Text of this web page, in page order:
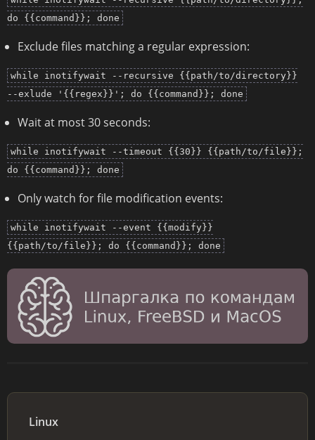
do {{command}}; done
Exclude files matching a regular expression:
while inotifywait --recursive {{path/to/directory}}
--exlude '{{regex}}'; do {{command}}; done
Wait at most 30 seconds:
while inotifywait --timeout {{30}} {{path/to/file}};
do {{command}}; done
Only watch for file modification events:
while inotifywait --event {{modify}}
{{path/to/file}}; do {{command}}; done
Linux